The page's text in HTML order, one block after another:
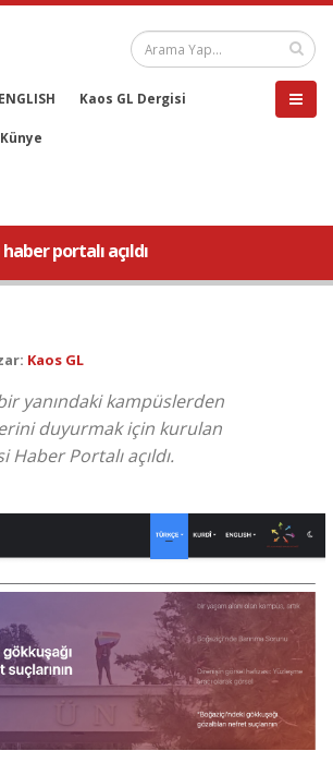
ENGLISH Kaos GL Dergisi
Künye
portalı açıldı
Kaos GL
yanındaki kampüslerden
duyurmak için kurulan
Portalı açıldı.